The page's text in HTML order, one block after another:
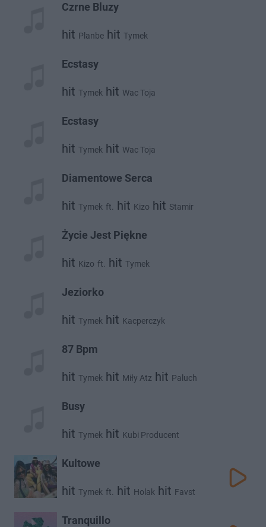
Czrne Bluzy
hit Planbe hit Tymek
Ecstasy
hit Tymek hit Wac Toja
Ecstasy
hit Tymek hit Wac Toja
Diamentowe Serca
hit Tymek ft. hit Kizo hit Stamir
Życie Jest Piękne
hit Kizo ft. hit Tymek
Jeziorko
hit Tymek hit Kacperczyk
87 Bpm
hit Tymek hit Miły Atz hit Paluch
Busy
hit Tymek hit Kubi Producent
Kultowe
hit Tymek ft. hit Holak hit Favst
Tranquillo